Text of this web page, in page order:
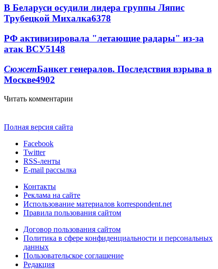
В Беларуси осудили лидера группы Ляпис
Трубецкой Михалка6378
РФ активизировала "летающие радары" из-за
атак ВСУ5148
СюжетБанкет генералов. Последствия взрыва в
Москве4902
Читать комментарии
Полная версия сайта
Facebook
Twitter
RSS-ленты
E-mail рассылка
Контакты
Реклама на сайте
Использование материалов korrespondent.net
Правила пользования сайтом
Договор пользования сайтом
Политика в сфере конфиденциальности и персональных
данных
Пользовательское соглашение
Редакция